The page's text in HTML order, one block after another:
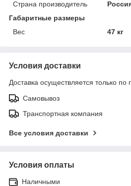
Страна производитель
Габаритные размеры
Вес
47 кг
Условия доставки
Доставка осуществляется только по
Самовывоз
Транспортная компания
Все условия доставки
Условия оплаты
Наличными